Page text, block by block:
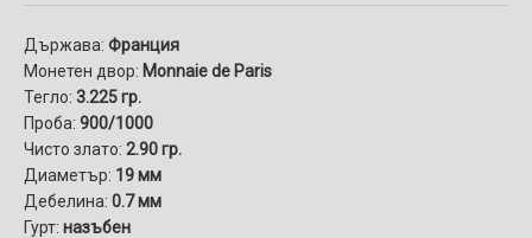
Държава: Франция
Монетен двор: Monnaie de Paris
Тегло: 3.225 гр.
Проба: 900/1000
Чисто злато: 2.90 гр.
Диаметър: 19 мм
Дебелина: 0.7 мм
Гурт: назъбен